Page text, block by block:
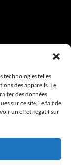
technologies telles
des appareils. Le
des données
sur ce site. Le fait de
un effet négatif sur